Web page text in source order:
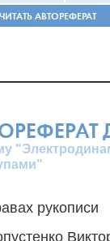
ЧИТАТЬ АВТОРЕФЕРАТ
рукописи